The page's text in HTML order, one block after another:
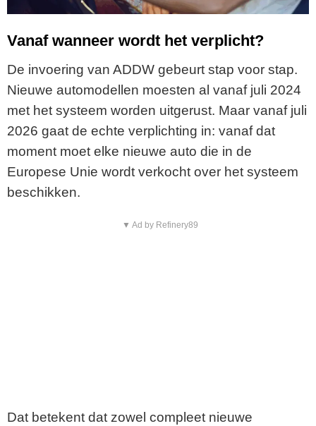
Vanaf wanneer wordt het verplicht?
De invoering van ADDW gebeurt stap voor stap.
Nieuwe automodellen moesten al vanaf juli 2024
met het systeem worden uitgerust. Maar vanaf juli
2026 gaat de echte verplichting in: vanaf dat
moment moet elke nieuwe auto die in de
Europese Unie wordt verkocht over het systeem
beschikken.
▼ Ad by Refinery89
Dat betekent dat zowel compleet nieuwe